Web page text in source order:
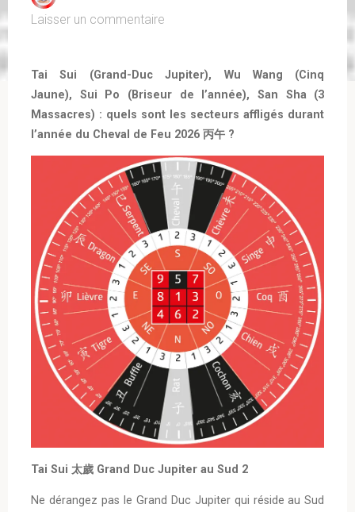
Laisser un commentaire
Tai Sui (Grand-Duc Jupiter), Wu Wang (Cinq
Jaune), Sui Po (Briseur de l’année), San Sha (3
Massacres) : quels sont les secteurs affligés durant
l’année du Cheval de Feu 2026 丙午 ?
Tai Sui 太歲 Grand Duc Jupiter au Sud 2
Ne dérangez pas le Grand Duc Jupiter qui réside au Sud